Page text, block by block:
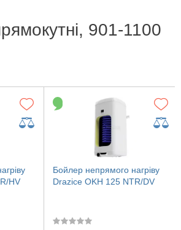
901-1100
HV
Бойлер непрямого нагріву
Drazice OKH 125 NTR/DV